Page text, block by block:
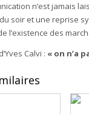
n’est jamais
soir et une reprise
l’existence des
Calvi : « on n’a